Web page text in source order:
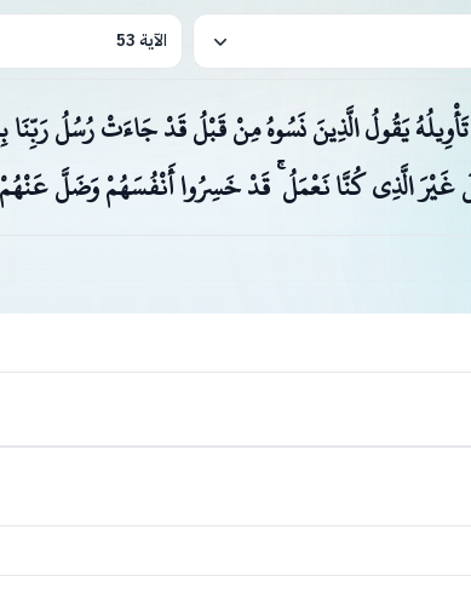
الآية 53
يَقُولُ الَّذِينَ نَسُوهُ مِنْ قَبْلُ قَدْ جَاءَتْ رُسُلُ رَبِّنَا
غَيْرَ الَّذِي كُنَّا نَعْمَلُ ۚ قَدْ خَسِرُوا أَنْفُسَهُمْ وَضَلَّ عَنْهُمْ